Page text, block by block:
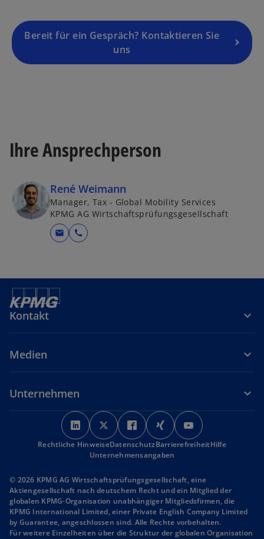
Bereit für ein Gespräch? Kontaktieren Sie
uns
e
t
Ihre Ansprechperson
René Weimann
Manager, Tax - Global Mobility Services
KPMG AG Wirtschaftsprüfungsgesellschaft
mail call
Kontakt
Medien
Unternehmen
w
i
r
d
n
e
i
n
w
i
r
d
n
e
i
n
w
i
r
d
n
e
i
n
w
i
r
i
n
e
i
n
i
r
n
e
i
n
Rechtliche HinweiseDatenschutzBarrierefreiheitHilfe
Unternehmensangaben
© 2026 KPMG AG Wirtschaftsprüfungsgesellschaft, eine
Aktiengesellschaft nach deutschem Recht und ein Mitglied der
globalen KPMG-Organisation unabhängiger Mitgliedsfirmen, die
KPMG International Limited, einer Private English Company Limited
by Guarantee, angeschlossen sind. Alle Rechte vorbehalten.
Für weitere Einzelheiten über die Struktur der globalen Organisation